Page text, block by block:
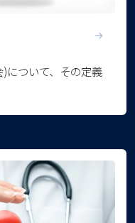
について、その定義